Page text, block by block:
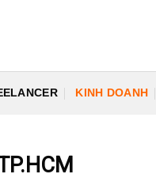
KINH DOANH